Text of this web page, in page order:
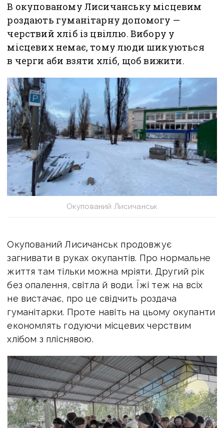
В окупованому Лисичанську місцевим
роздають гуманітарну допомогу —
черствий хліб із цвіллю. Вибору у
місцевих немає, тому люди шикуються
в черги аби взяти хліб, щоб вижити.
Окупований Лисичанськ
Окупований Лисичанськ продовжує
загнивати в руках окупантів. Про нормальне
життя там тільки можна мріяти. Другий рік
без опалення, світла й води. Їжі теж на всіх
не вистачає, про це свідчить роздача
гуманітарки. Проте навіть на цьому окупанти
економлять годуючи місцевих черствим
хлібом з пліснявою.